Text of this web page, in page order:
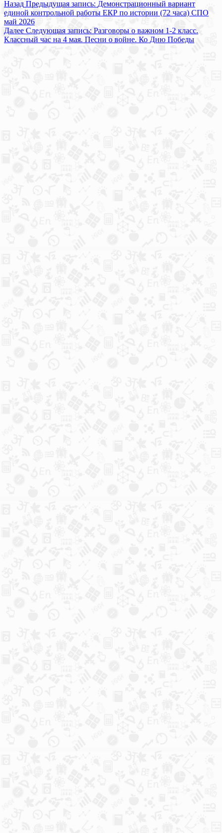
Назад Предыдущая запись: Демонстрационный вариант
единой контрольной работы ЕКР по истории (72 часа) СПО
май 2026
Далее Следующая запись: Разговоры о важном 1-2 класс.
Классный час на 4 мая. Песни о войне. Ко Дню Победы